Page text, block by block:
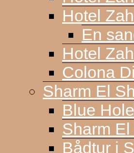
Hotel
En
Hotel
Colona
Sharm El
Blue Hole
Sharm
Bådtur i